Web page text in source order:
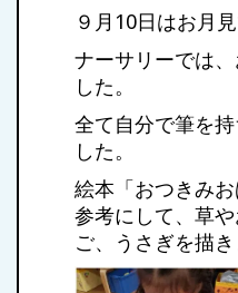
９月10日はお月見
ナーサリーでは
した。
全て自分で筆を
した。
絵本「おつきみ
参考にして、草
ご、うさぎを描き